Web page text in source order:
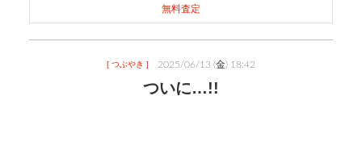
無料査定
[ つぶやき ] 2025/06/13 (金) 18:42
ついに…!!